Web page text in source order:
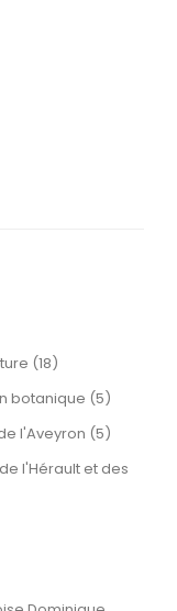
(18)
botanique (5)
l'Aveyron (5)
l'Hérault et des